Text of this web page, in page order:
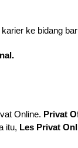
ke bidang
Online. Privat
itu, Les Privat